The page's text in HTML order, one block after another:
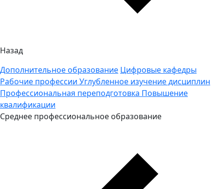
Назад
Дополнительное образование Цифровые кафедры
Рабочие профессии Углубленное изучение дисциплин
Профессиональная переподготовка Повышение
квалификации
Среднее профессиональное образование